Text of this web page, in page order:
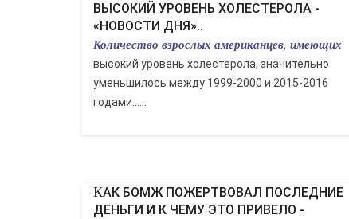
ВЫСОКИЙ УРОВЕНЬ ХОЛЕСТЕРОЛА -
«НОВОСТИ ДНЯ»..
Количество взрослых американцев, имеющих
высокий уровень холестерола, значительно
уменьшилось между 1999-2000 и 2015-2016
годами......
КАК БОМЖ ПОЖЕРТВОВАЛ ПОСЛЕДНИЕ
ДЕНЬГИ И К ЧЕМУ ЭТО ПРИВЕЛО -